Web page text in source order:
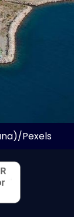
Pexels